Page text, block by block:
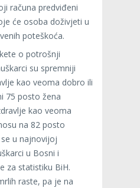
računa predviđeni
će osoba doživjeti u
poteškoća.
o potrošnji
su spremniji
kao veoma dobro ili
75 posto žena
kao veoma
na 82 posto
u najnovijoj
u Bosni i
za statistiku BiH.
raste, pa je na